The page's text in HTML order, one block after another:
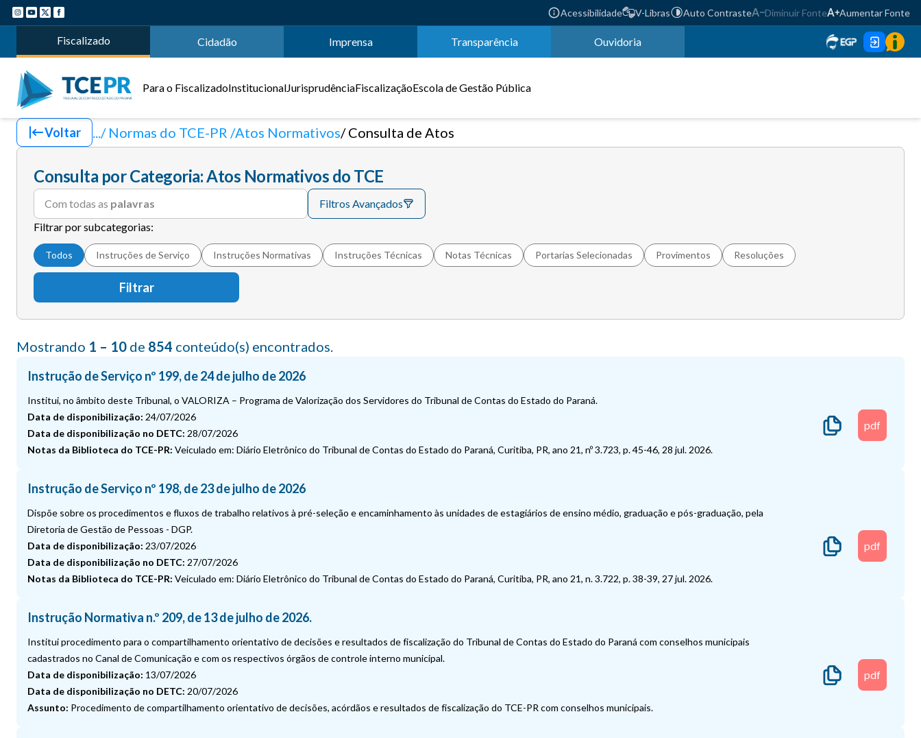
Acessibilidade V-Libras Auto Contraste Diminuir Fonte Aumentar Fonte
Fiscalizado Cidadão Imprensa Transparência Ouvidoria
Para o FiscalizadoInstitucionalJurisprudênciaFiscalizaçãoEscola de Gestão Pública
Voltar .../ Normas do TCE-PR Atos Normativos Consulta de Atos
Consulta por Categoria: Atos Normativos do TCE
Com todas as palavras
Filtros Avançados
Filtrar por subcategorias:
Todos Instruções de Serviço Instruções Normativas Instruções Técnicas Notas Técnicas Portarias Selecionadas Provimentos Resoluções
Filtrar
Mostrando 1 – 10 de 854 conteúdo(s) encontrados.
Instrução de Serviço nº 199, de 24 de julho de 2026
Institui, no âmbito deste Tribunal, o VALORIZA – Programa de Valorização dos Servidores do Tribunal de Contas do Estado do Paraná.
Data de disponibilização: 24/07/2026
Data de disponibilização no DETC: 28/07/2026
Notas da Biblioteca do TCE-PR: Veiculado em: Diário Eletrônico do Tribunal de Contas do Estado do Paraná, Curitiba, PR, ano 21, nº 3.723, p. 45-46, 28 jul. 2026.
pdf
Instrução de Serviço nº 198, de 23 de julho de 2026
Dispõe sobre os procedimentos e fluxos de trabalho relativos à pré-seleção e encaminhamento às unidades de estagiários de ensino médio, graduação e pós-graduação, pela
Diretoria de Gestão de Pessoas - DGP.
Data de disponibilização: 23/07/2026
Data de disponibilização no DETC: 27/07/2026
Notas da Biblioteca do TCE-PR: Veiculado em: Diário Eletrônico do Tribunal de Contas do Estado do Paraná, Curitiba, PR, ano 21, n. 3.722, p. 38-39, 27 jul. 2026.
pdf
Instrução Normativa n.º 209, de 13 de julho de 2026.
Institui procedimento para o compartilhamento orientativo de decisões e resultados de fiscalização do Tribunal de Contas do Estado do Paraná com conselhos municipais
cadastrados no Canal de Comunicação e com os respectivos órgãos de controle interno municipal.
Data de disponibilização: 13/07/2026
Data de disponibilização no DETC: 20/07/2026
Assunto: Procedimento de compartilhamento orientativo de decisões, acórdãos e resultados de fiscalização do TCE-PR com conselhos municipais.
pdf